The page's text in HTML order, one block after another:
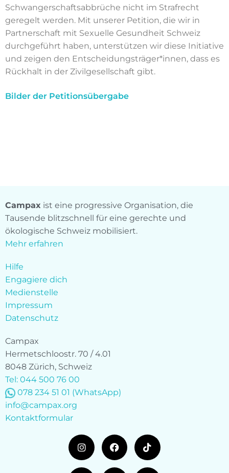
Schwangerschaftsabbrüche nicht im Strafrecht
geregelt werden. Mit unserer Petition, die wir in
Partnerschaft mit Sexuelle Gesundheit Schweiz
durchgeführt haben, unterstützen wir diese Initiative
und zeigen den Entscheidungsträger*innen, dass es
Rückhalt in der Zivilgesellschaft gibt.
Bilder der Petitionsübergabe
Campax ist eine progressive Organisation, die
Tausende blitzschnell für eine gerechte und
ökologische Schweiz mobilisiert.
Mehr erfahren
Hilfe
Engagiere dich
Medienstelle
Impressum
Datenschutz
Campax
Hermetschloostr. 70 / 4.01
8048 Zürich, Schweiz
Tel: 044 500 76 00
078 234 51 01 (WhatsApp)
info@campax.org
Kontaktformular